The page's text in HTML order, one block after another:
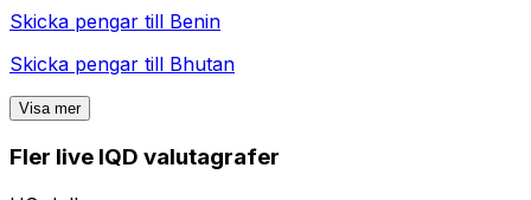
Skicka pengar till Benin
Skicka pengar till Bhutan
Visa mer
Fler live IQD valutagrafer